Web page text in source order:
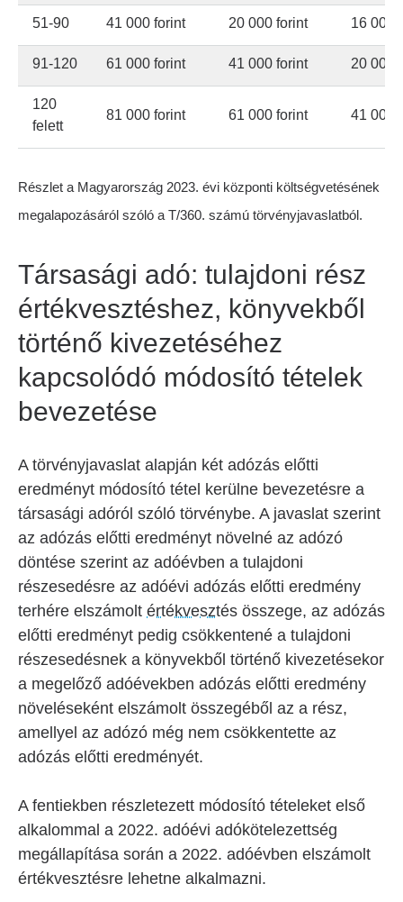
51-90 41 000 forint 20 000 forint 16 000
91-120 61 000 forint 41 000 forint 20 000
120
felett
81 000 forint 61 000 forint 41 000
Részlet a Magyarország 2023. évi központi költségvetésének
megalapozásáról szóló a T/360. számú törvényjavaslatból.
Társasági adó: tulajdoni rész
értékvesztéshez, könyvekből
történő kivezetéséhez
kapcsolódó módosító tételek
bevezetése
A törvényjavaslat alapján két adózás előtti
eredményt módosító tétel kerülne bevezetésre a
társasági adóról szóló törvénybe. A javaslat szerint
az adózás előtti eredményt növelné az adózó
döntése szerint az adóévben a tulajdoni
részesedésre az adóévi adózás előtti eredmény
terhére elszámolt értékvesztés összege, az adózás
előtti eredményt pedig csökkentené a tulajdoni
részesedésnek a könyvekből történő kivezetésekor
a megelőző adóévekben adózás előtti eredmény
növeléseként elszámolt összegéből az a rész,
amellyel az adózó még nem csökkentette az
adózás előtti eredményét.
A fentiekben részletezett módosító tételeket első
alkalommal a 2022. adóévi adókötelezettség
megállapítása során a 2022. adóévben elszámolt
értékvesztésre lehetne alkalmazni.